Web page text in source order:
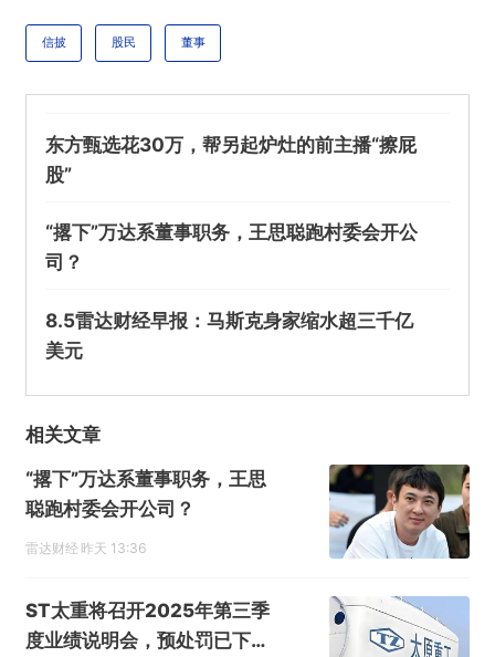
不实信息 违法犯罪
提交
信披 股民 董事
东方甄选花30万，帮另起炉灶的前主播“擦屁
股”
“撂下”万达系董事职务，王思聪跑村委会开公
司？
8.5雷达财经早报：马斯克身家缩水超三千亿
美元
相关文章
“撂下”万达系董事职务，王思
聪跑村委会开公司？
雷达财经 昨天 13:36
ST太重将召开2025年第三季
度业绩说明会，预处罚已下达